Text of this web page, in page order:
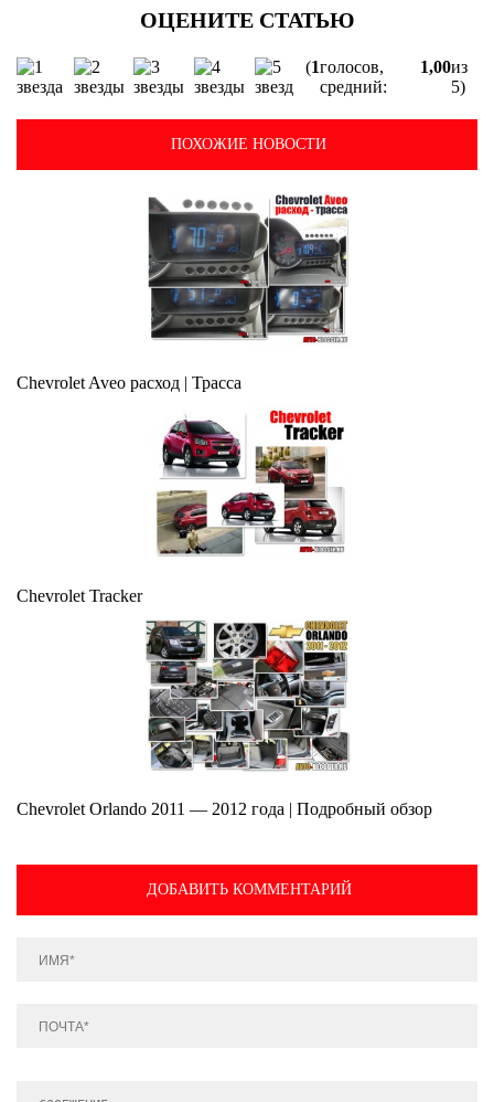
(1голосов,
средний:
1,00из
5)
ПОХОЖИЕ НОВОСТИ
Chevrolet Aveo расход | Трасса
Chevrolet Tracker
Chevrolet Orlando 2011 — 2012 года | Подробный обзор
ДОБАВИТЬ КОММЕНТАРИЙ